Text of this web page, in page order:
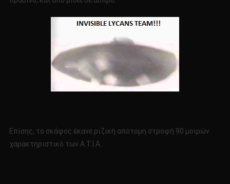
Επίσης, το σκάφος έκανε ριζική απότομη στροφή 90 μοιρών
χαρακτηριστικό των Α.Τ.Ι.Α..